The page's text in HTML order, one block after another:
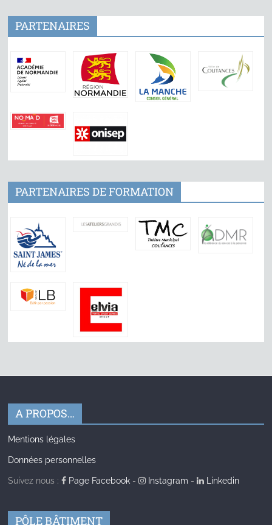
PARTENAIRES
PARTENAIRES DE FORMATION
A PROPOS…
Mentions légales
Données personnelles
Suivez nous : Page Facebook - Instagram - Linkedin
PÔLE BÂTIMENT